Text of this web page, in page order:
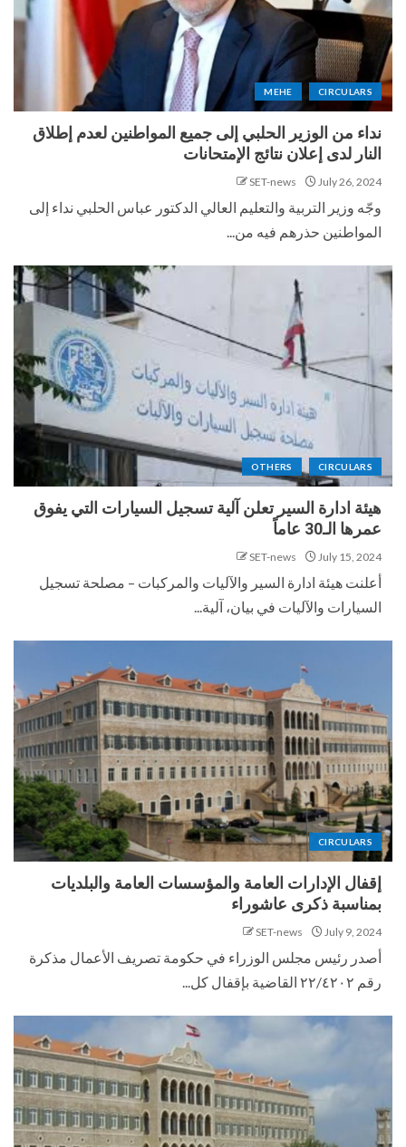
CIRCULARS
MEHE
نداء من الوزير الحلبي إلى جميع المواطنين لعدم إطلاق
النار لدى إعلان نتائج الإمتحانات
July 26, 2024
SET-news
وجّه وزير التربية والتعليم العالي الدكتور عباس الحلبي نداء إلى
المواطنين حذرهم فيه من...
CIRCULARS
OTHERS
هيئة ادارة السير تعلن آلية تسجيل السيارات التي يفوق
عمرها الـ30 عاماً
July 15, 2024
SET-news
أعلنت هيئة ادارة السير والآليات والمركبات – مصلحة تسجيل
السيارات والآليات في بيان، آلية...
CIRCULARS
إقفال الإدارات العامة والمؤسسات العامة والبلديات
بمناسبة ذكرى عاشوراء
July 9, 2024
SET-news
أصدر رئيس مجلس الوزراء في حكومة تصريف الأعمال مذكرة
رقم ٢٢/٤٢٠٢ القاضية بإقفال كل...